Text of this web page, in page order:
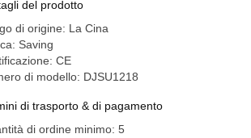
del prodotto
di origine: La Cina
Saving
CE
di modello: DJSU1218
di trasporto & di pagamento
di ordine minimo: 5